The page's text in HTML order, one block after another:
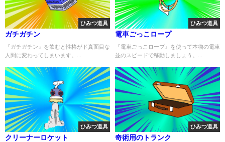
ひみつ道具
ガチガチン
『ガチガチン』を飲むと性格がド真面目な
人間に変わってしまいます。...
ひみつ道具
電車ごっこロープ
『電車ごっこロープ』を使って本物の電車
並のスピードで移動しましょう。...
ひみつ道具
クリーナーロケット
ひみつ道具
奇術用のトランク